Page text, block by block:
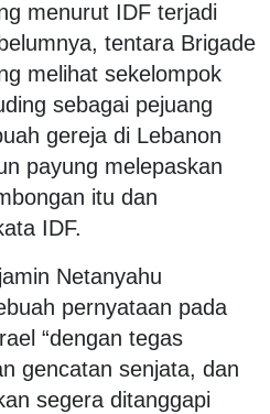
menurut IDF terjadi
tentara Brigade
melihat sekelompok
sebagai pejuang
gereja di Lebanon
payung melepaskan
itu dan
IDF.
Netanyahu
pernyataan pada
“dengan tegas
gencatan senjata, dan
segera ditanggapi